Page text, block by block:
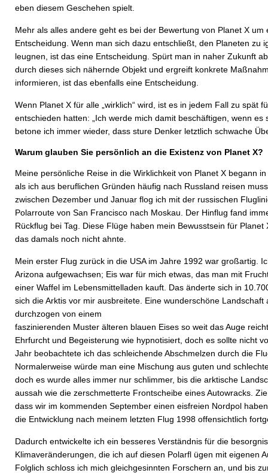
eben diesem Geschehen spielt.
Mehr als alles andere geht es bei der Bewertung von Planet X um
Entscheidung. Wenn man sich dazu entschließt, den Planeten zu
leugnen, ist das eine Entscheidung. Spürt man in naher Zukunft
durch dieses sich nähernde Objekt und ergreift konkrete
informieren, ist das ebenfalls eine Entscheidung.
Wenn Planet X für alle „wirklich“ wird, ist es in jedem Fall zu spät
entschieden hatten: „Ich werde mich damit beschäftigen, wenn es
betone ich immer wieder, dass sture Denker letztlich schwache
Warum glauben Sie persönlich an die Existenz von Planet X?
Meine persönliche Reise in die Wirklichkeit von Planet X begann
als ich aus beruflichen Gründen häufig nach Russland reisen
zwischen Dezember und Januar flog ich mit der russischen
Polarroute von San Francisco nach Moskau. Der Hinflug fand
Rückflug bei Tag. Diese Flüge haben mein Bewusstsein für Planet
das damals noch nicht ahnte.
Mein erster Flug zurück in die USA im Jahre 1992 war großartig.
Arizona aufgewachsen; Eis war für mich etwas, das man mit
einer Waffel im Lebensmittelladen kauft. Das änderte sich in
sich die Arktis vor mir ausbreitete. Eine wunderschöne Landschaft
durchzogen von einem
faszinierenden Muster älteren blauen Eises so weit das Auge
Ehrfurcht und Begeisterung wie hypnotisiert, doch es sollte nicht
Jahr beobachtete ich das schleichende Abschmelzen durch die
Normalerweise würde man eine Mischung aus guten und
doch es wurde alles immer nur schlimmer, bis die arktische
aussah wie die zerschmetterte Frontscheibe eines Autowracks.
dass wir im kommenden September einen eisfreien Nordpol
die Entwicklung nach meinem letzten Flug 1998 offensichtlich
Dadurch entwickelte ich ein besseres Verständnis für die
Klimaveränderungen, die ich auf diesen Polarfl ügen mit eigenen
Folglich schloss ich mich gleichgesinnten Forschern an, und bis